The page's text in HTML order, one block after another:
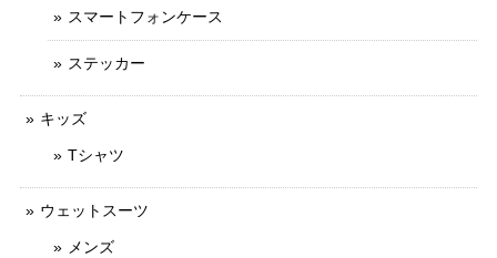
スマートフォンケース
ステッカー
キッズ
Tシャツ
ウェットスーツ
メンズ